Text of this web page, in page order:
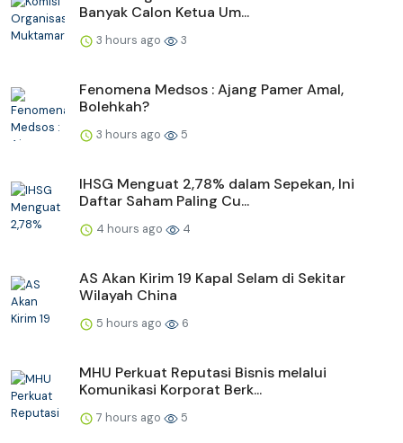
Banyak Calon Ketua Um...
3 hours ago 3
Fenomena Medsos : Ajang Pamer Amal,
Bolehkah?
3 hours ago 5
IHSG Menguat 2,78% dalam Sepekan, Ini
Daftar Saham Paling Cu...
4 hours ago 4
AS Akan Kirim 19 Kapal Selam di Sekitar
Wilayah China
5 hours ago 6
MHU Perkuat Reputasi Bisnis melalui
Komunikasi Korporat Berk...
7 hours ago 5